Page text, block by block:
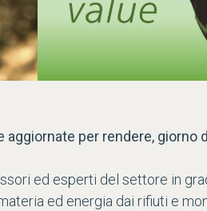
per rendere, giorno
ed esperti del settore in
ed energia dai rifiuti e